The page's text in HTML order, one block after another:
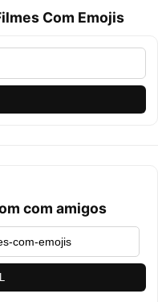
Com Emojis
com amigos